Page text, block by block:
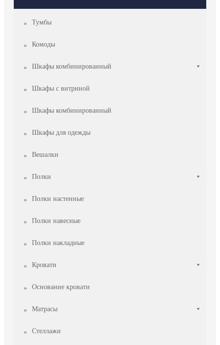
Тумбы
Комоды
Шкафы комбинированный
Шкафы с витриной
Шкафы комбинированный
Шкафы для одежды
Вешалки
Полки
Полки настенные
Полки навесные
Полки накладные
Кровати
Основание кровати
Матрасы
Стеллажи